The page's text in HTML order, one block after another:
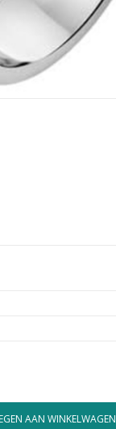
AAN WINKELWAGEN